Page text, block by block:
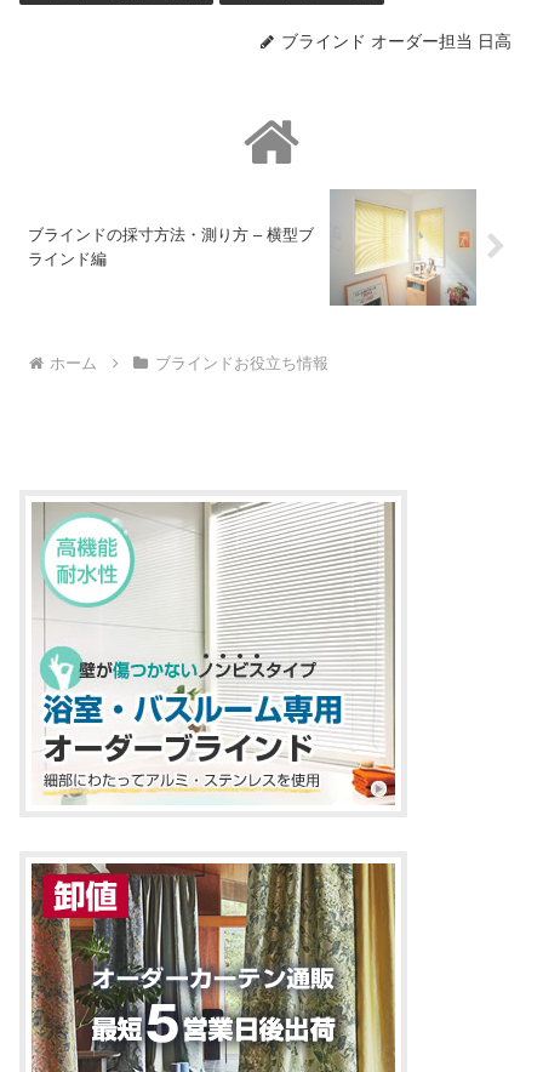
ブラインド オーダー担当 日高
ブラインドの採寸方法・測り方 – 横型ブ
ラインド編
ホーム ブラインドお役立ち情報